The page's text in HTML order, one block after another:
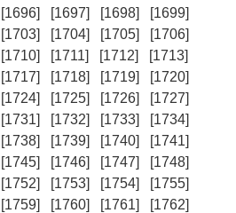
[1696] [1697] [1698]
[1699]
[1703] [1704] [1705]
[1706]
[1710] [1711] [1712]
[1713]
[1717] [1718] [1719]
[1720]
[1724] [1725] [1726]
[1727]
[1731] [1732] [1733]
[1734]
[1738] [1739] [1740]
[1741]
[1745] [1746] [1747]
[1748]
[1752] [1753] [1754]
[1755]
[1759] [1760] [1761]
[1762]